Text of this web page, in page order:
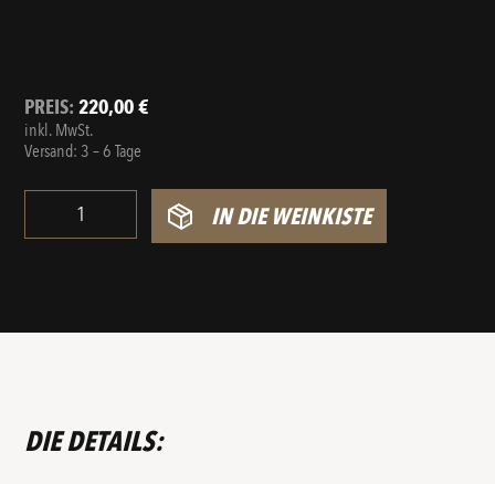
PREIS:220,00€
inkl. MwSt.
Versand: 3 – 6 Tage
IN DIE WEINKISTE
DIE DETAILS: